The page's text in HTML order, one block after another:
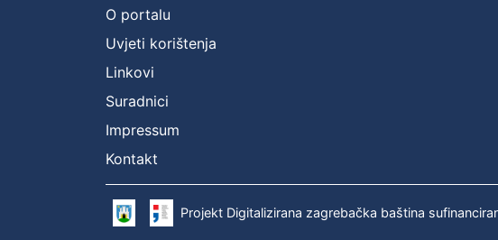
O portalu
Uvjeti korištenja
Linkovi
Suradnici
Impressum
Kontakt
Projekt Digitalizirana zagrebačka baština